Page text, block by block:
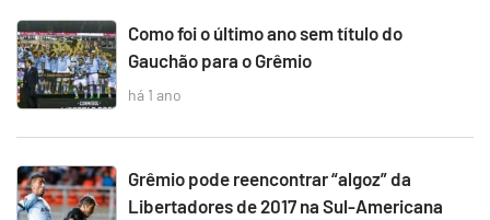
Como foi o último ano sem título do
Gauchão para o Grêmio
há 1 ano
Grêmio pode reencontrar “algoz” da
Libertadores de 2017 na Sul-Americana